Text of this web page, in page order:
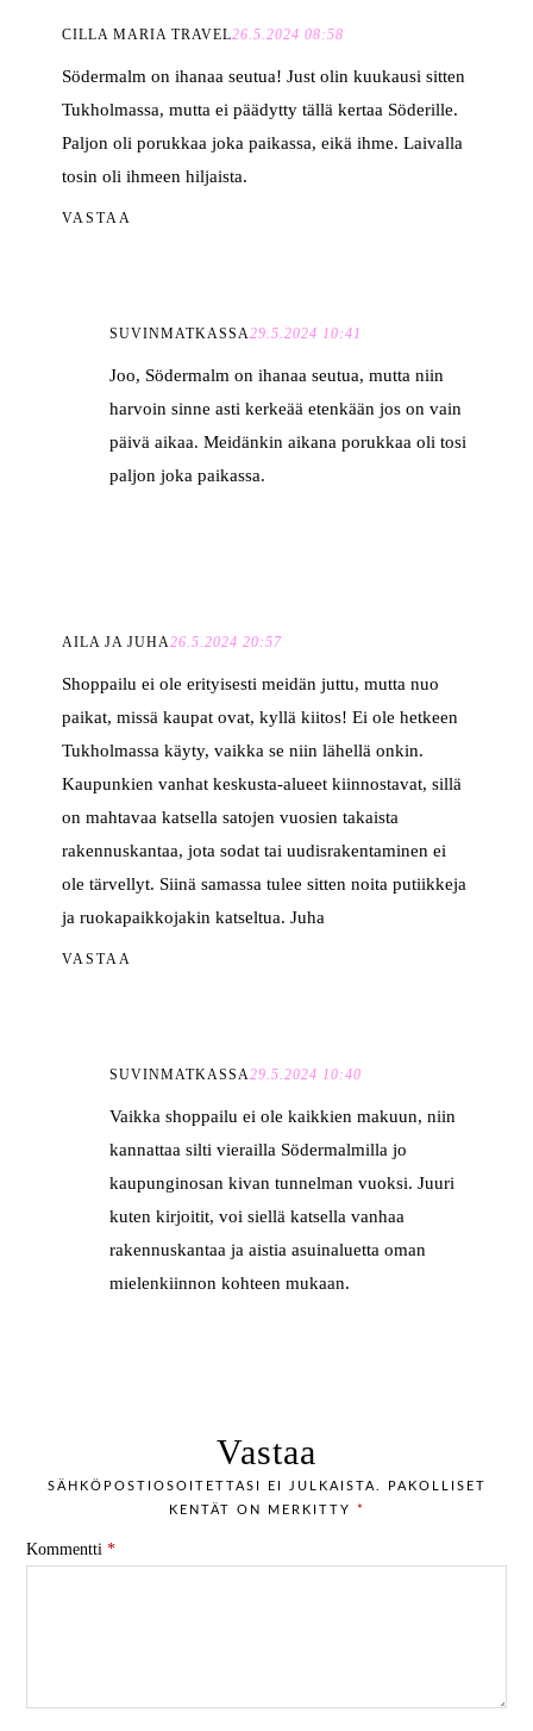
CILLA MARIA TRAVEL26.5.2024 08:58
Södermalm on ihanaa seutua! Just olin kuukausi sitten
Tukholmassa, mutta ei päädytty tällä kertaa Söderille.
Paljon oli porukkaa joka paikassa, eikä ihme. Laivalla
tosin oli ihmeen hiljaista.
VASTAA
SUVINMATKASSA29.5.2024 10:41
Joo, Södermalm on ihanaa seutua, mutta niin
harvoin sinne asti kerkeää etenkään jos on vain
päivä aikaa. Meidänkin aikana porukkaa oli tosi
paljon joka paikassa.
AILA JA JUHA26.5.2024 20:57
Shoppailu ei ole erityisesti meidän juttu, mutta nuo
paikat, missä kaupat ovat, kyllä kiitos! Ei ole hetkeen
Tukholmassa käyty, vaikka se niin lähellä onkin.
Kaupunkien vanhat keskusta-alueet kiinnostavat, sillä
on mahtavaa katsella satojen vuosien takaista
rakennuskantaa, jota sodat tai uudisrakentaminen ei
ole tärvellyt. Siinä samassa tulee sitten noita putiikkeja
ja ruokapaikkojakin katseltua. Juha
VASTAA
SUVINMATKASSA29.5.2024 10:40
Vaikka shoppailu ei ole kaikkien makuun, niin
kannattaa silti vierailla Södermalmilla jo
kaupunginosan kivan tunnelman vuoksi. Juuri
kuten kirjoitit, voi siellä katsella vanhaa
rakennuskantaa ja aistia asuinaluetta oman
mielenkiinnon kohteen mukaan.
Vastaa
SÄHKÖPOSTIOSOITETTASI EI JULKAISTA.
PAKOLLISET
KENTÄT ON MERKITTY *
Kommentti*